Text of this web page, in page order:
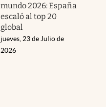
mundo 2026: España
escaló al top 20
global
jueves, 23 de Julio de
2026